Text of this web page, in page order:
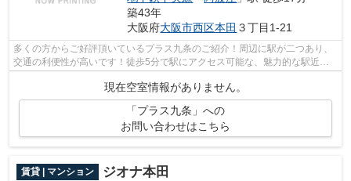
築43年
大阪府大阪市西区本田 ３丁目1-21
多くの方からご好評頂いているプラス九条のご紹介！周辺に駅が二つあり、
交通の利便性が高いです！徒歩5分で駅にアクセス可能な、魅力的な駅近物
件です！こちらの物件にはエレベーター...
現在空室情報がありません。
「プラス九条」への
お問い合わせはこちら
賃貸 | マンション ジオナ本田